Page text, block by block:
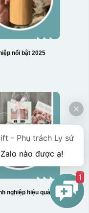
nổi bật 2025
nghiệp hiệu quả
- Phụ trách Ly sứ
nào được ạ!
1